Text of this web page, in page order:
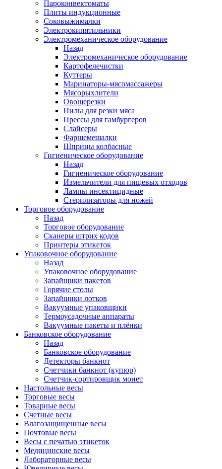
Пароконвектоматы
Плиты индукционные
Соковыжималки
Электрокипятильники
Электромеханическое оборудование
Назад
Электромеханическое оборудование
Картофелечистки
Куттеры
Маринаторы-мясомассажеры
Мясорыхлители
Овощерезки
Пилы для резки мяса
Прессы для гамбургеров
Слайсеры
Фаршемешалки
Шприцы колбасные
Гигиеническое оборудование
Назад
Гигиеническое оборудование
Измельчители для пищевых отходов
Лампы инсектицидные
Стерилизаторы для ножей
Торговое оборудование
Назад
Торговое оборудование
Сканеры штрих кодов
Принтеры этикеток
Упаковочное оборудование
Назад
Упаковочное оборудование
Запайщики пакетов
Горячие столы
Запайщики лотков
Вакуумные упаковщики
Термоусадочные аппараты
Вакуумные пакеты и плёнки
Банковское оборудование
Назад
Банковское оборудование
Детекторы банкнот
Cчетчики банкнот (купюр)
Счетчик-сортировщик монет
Настольные весы
Торговые весы
Товарные весы
Счетные весы
Влагозащищенные весы
Почтовые весы
Весы с печатью этикеток
Медицинские весы
Лабораторные весы